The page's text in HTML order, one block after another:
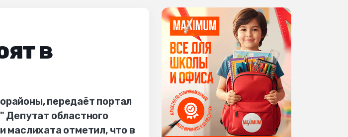
в
передаёт портал
областного
маслихата отметил, что в